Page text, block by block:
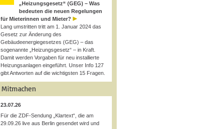
„Heizungsgesetz“ (GEG) – Was
bedeuten die neuen Regelungen
für Mieterinnen und Mieter?
Lang umstritten tritt am 1. Januar 2024 das
Gesetz zur Änderung des
Gebäudeenergiegesetzes (GEG) – das
sogenannte „Heizungsgesetz“ – in Kraft.
Damit werden Vorgaben für neu installierte
Heizungsanlagen eingeführt. Unser Info 127
gibt Antworten auf die wichtigsten 15 Fragen.
Mitmachen
23.07.26
Für die ZDF-Sendung „Klartext“, die am
29.09.26 live aus Berlin gesendet wird und